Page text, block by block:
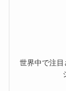
世界中で注